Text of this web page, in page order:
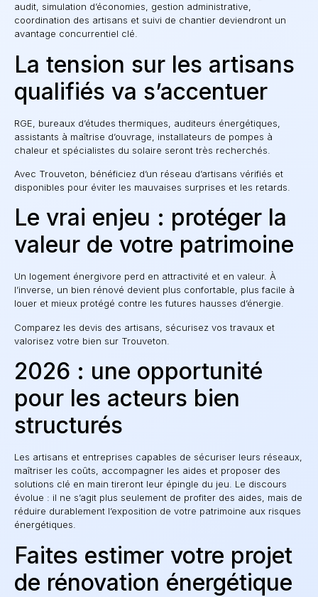
audit, simulation d’économies, gestion administrative,
coordination des artisans et suivi de chantier deviendront un
avantage concurrentiel clé.
La tension sur les artisans
qualifiés va s’accentuer
RGE, bureaux d’études thermiques, auditeurs énergétiques,
assistants à maîtrise d’ouvrage, installateurs de pompes à
chaleur et spécialistes du solaire seront très recherchés.
Avec Trouveton, bénéficiez d’un réseau d’artisans vérifiés et
disponibles pour éviter les mauvaises surprises et les retards.
Le vrai enjeu : protéger la
valeur de votre patrimoine
Un logement énergivore perd en attractivité et en valeur. À
l’inverse, un bien rénové devient plus confortable, plus facile à
louer et mieux protégé contre les futures hausses d’énergie.
Comparez les devis des artisans, sécurisez vos travaux et
valorisez votre bien sur Trouveton.
2026 : une opportunité
pour les acteurs bien
structurés
Les artisans et entreprises capables de sécuriser leurs réseaux,
maîtriser les coûts, accompagner les aides et proposer des
solutions clé en main tireront leur épingle du jeu. Le discours
évolue : il ne s’agit plus seulement de profiter des aides, mais de
réduire durablement l’exposition de votre patrimoine aux risques
énergétiques.
Faites estimer votre projet
de rénovation énergétique